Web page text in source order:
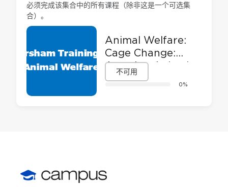
必须完成该集合中的所有课程（除非这是一个可选集
合）。
Animal Welfare:
Cage Change:
Assuring Animal
Welfare and
0%
不可用